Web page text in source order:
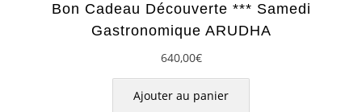
Bon Cadeau Découverte *** Samedi
Gastronomique ARUDHA
640,00€
Ajouter au panier